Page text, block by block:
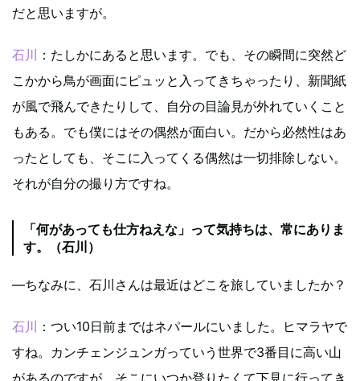
だと思いますが。
石川
：たしかにあると思います。でも、その瞬間に突然ど
こかから鳥が画面にピュッと入ってきちゃったり、新聞紙
が風で飛んできたりして、自分の目論見が外れていくこと
もある。でも僕にはその偶然が面白い。だから必然性はあ
ったとしても、そこに入ってくる偶然は一切排除しない。
それが自分の撮り方ですね。
「何があっても仕方ねえな」って気持ちは、常にありま
す。（石川）
—ちなみに、石川さんは最近はどこを旅していましたか？
石川
：つい10日前まではネパールにいました。ヒマラヤで
すね。カンチェンジュンガっていう世界で3番目に高い山